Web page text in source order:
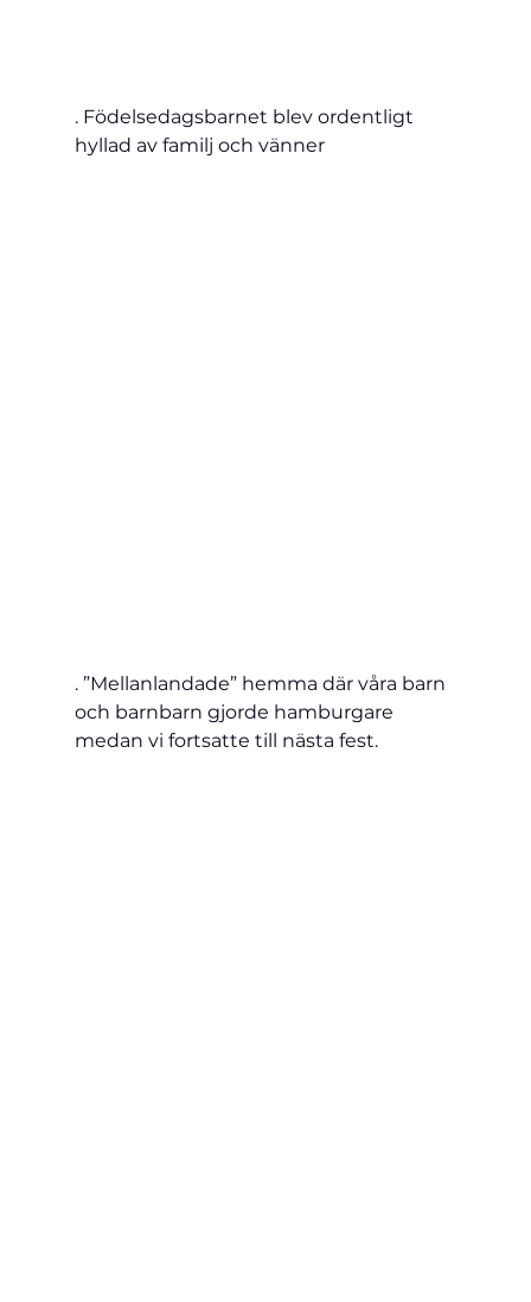
. Födelsedagsbarnet blev ordentligt
hyllad av familj och vänner
. ”Mellanlandade” hemma där våra barn
och barnbarn gjorde hamburgare
medan vi fortsatte till nästa fest.